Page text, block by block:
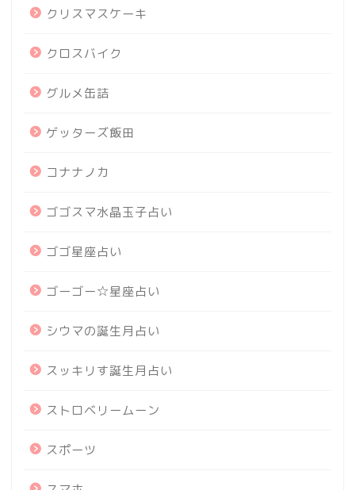
クリスマスケーキ
クロスバイク
グルメ缶詰
ゲッターズ飯田
コナナノカ
ゴゴスマ水晶玉子占い
ゴゴ星座占い
ゴーゴー☆星座占い
シウマの誕生月占い
スッキリす誕生月占い
ストロベリームーン
スポーツ